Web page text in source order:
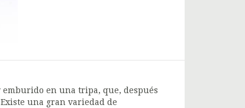
en una tripa, que, después
una gran variedad de